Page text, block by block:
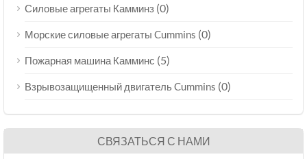
Силовые агрегаты Камминз (0)
Морские силовые агрегаты Cummins (0)
Пожарная машина Камминс (5)
Взрывозащищенный двигатель Cummins (0)
СВЯЗАТЬСЯ С НАМИ